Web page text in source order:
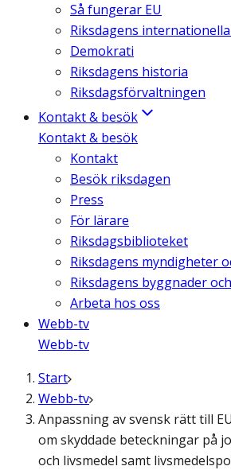
Så fungerar EU
Riksdagens
Demokrati
Riksdagens historia
Riksdagsförvaltningen
Kontakt & besök
Kontakt & besök
Kontakt
Besök riksdagen
Press
För lärare
Riksdagsbiblioteket
Riksdagens myndigheter
Riksdagens byggnader
Arbeta hos oss
Webb-tv
Webb-tv
Start
Webb-tv
Anpassning av svensk rätt till
om skyddade beteckningar på
och livsmedel samt